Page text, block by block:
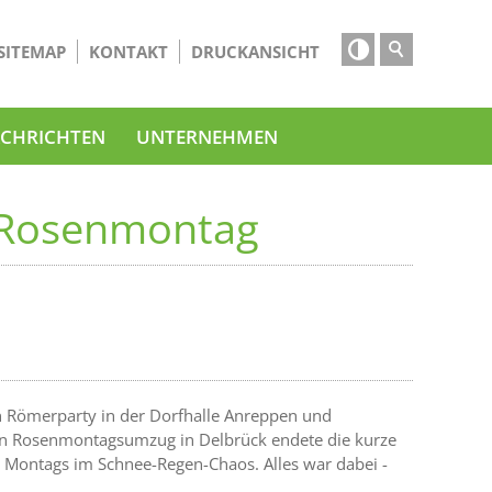

KONTAKT DRUCKANSICHT
UNTERNEHMEN
in der Dorfhalle Anreppen und
in Delbrück endete die kurze
im Schnee-Regen-Chaos. Alles war dabei -